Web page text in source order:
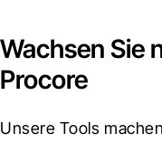
Wachsen Sie
Procore
Unsere Tools